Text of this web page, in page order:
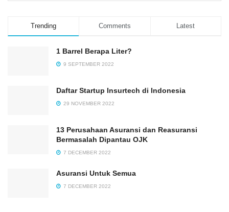
Trending Comments Latest
1 Barrel Berapa Liter?
9 SEPTEMBER 2022
Daftar Startup Insurtech di Indonesia
29 NOVEMBER 2022
13 Perusahaan Asuransi dan Reasuransi
Bermasalah Dipantau OJK
7 DECEMBER 2022
Asuransi Untuk Semua
7 DECEMBER 2022